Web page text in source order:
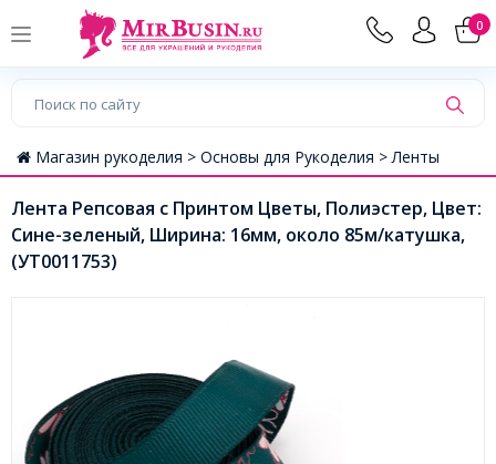
0
Магазин рукоделия > Основы для Рукоделия >Ленты
Лента Репсовая с Принтом Цветы, Полиэстер, Цвет:
Сине-зеленый, Ширина: 16мм, около 85м/катушка,
(УТ0011753)